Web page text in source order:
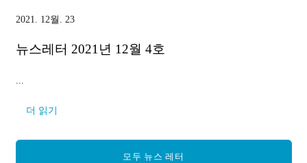
2021. 12월. 23
뉴스레터 2021년 12월 4호
더 읽기
모두 뉴스 레터